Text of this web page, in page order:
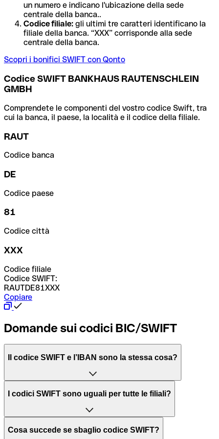
un numero e indicano l'ubicazione della sede
centrale della banca..
Codice filiale: gli ultimi tre caratteri identificano la
filiale della banca. “XXX” corrisponde alla sede
centrale della banca.
Scopri i bonifici SWIFT con Qonto
Codice SWIFT BANKHAUS RAUTENSCHLEIN
GMBH
Comprendete le componenti del vostro codice Swift, tra
cui la banca, il paese, la località e il codice della filiale.
RAUT
Codice banca
DE
Codice paese
81
Codice città
XXX
Codice filiale
Codice SWIFT:
RAUTDE81XXX
Copiare
Domande sui codici BIC/SWIFT
Il codice SWIFT e l’IBAN sono la stessa cosa?
L'acronimo SWIFT sta per “Society for Worldwide
per l’elaborazione dei pagamenti tra diversi Paesi.
I codici SWIFT sono uguali per tutte le filiali?
Dipende dalle banche. In alcuni casi le banche utilizzano
Cosa succede se sbaglio codice SWIFT?